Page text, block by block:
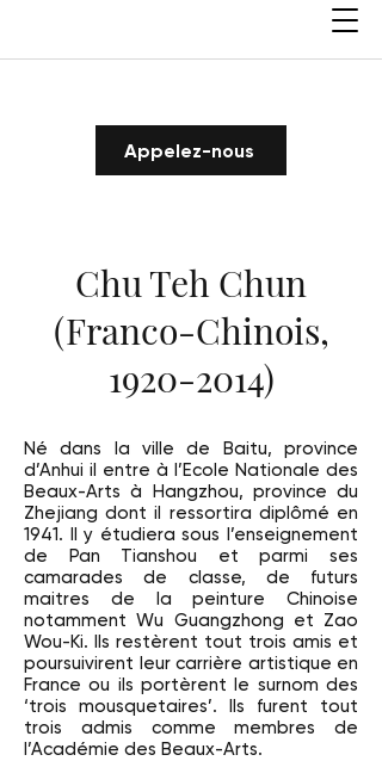
Appelez-nous
Chu Teh Chun
(Franco-Chinois,
1920-2014)
Né dans la ville de Baitu, province
d’Anhui il entre à l’Ecole Nationale des
Beaux-Arts à Hangzhou, province du
Zhejiang dont il ressortira diplômé en
1941. Il y étudiera sous l’enseignement
de Pan Tianshou et parmi ses
camarades de classe, de futurs
maitres de la peinture Chinoise
notamment Wu Guangzhong et Zao
Wou-Ki. Ils restèrent tout trois amis et
poursuivirent leur carrière artistique en
France ou ils portèrent le surnom des
‘trois mousquetaires’. Ils furent tout
trois admis comme membres de
l’Académie des Beaux-Arts.